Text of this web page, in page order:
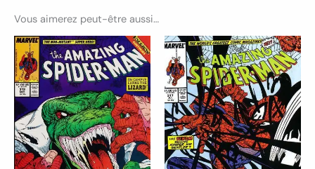
Vous aimerez peut-être aussi…
Ce
produit
a
plusieurs
variations.
Les
options
Ce
a
Les